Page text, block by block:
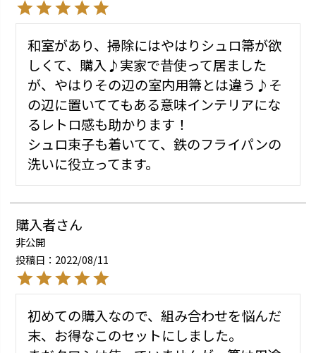
和室があり、掃除にはやはりシュロ箒が欲
しくて、購入♪実家で昔使って居ました
が、やはりその辺の室内用箒とは違う♪そ
の辺に置いててもある意味インテリアにな
るレトロ感も助かります！
シュロ束子も着いてて、鉄のフライパンの
購入者
非公開
投稿日
2022/08/11
初めての購入なので、組み合わせを悩んだ
末、お得なこのセットにしました。